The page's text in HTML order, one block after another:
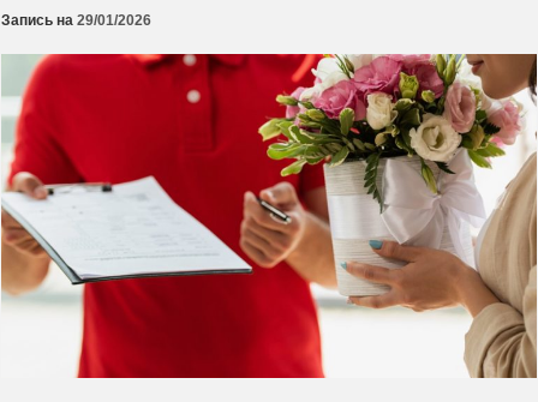
Запись на 29/01/2026